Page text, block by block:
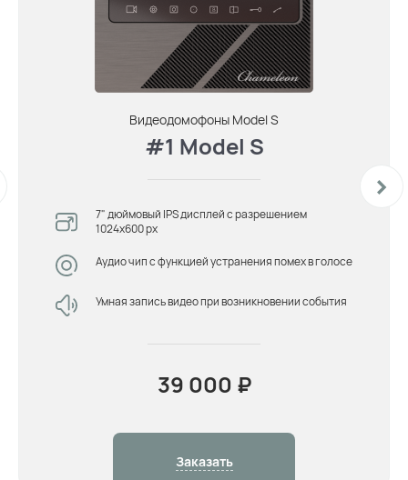
Видеодомофоны Мodel S
#1 Model S
7" дюймовый IPS дисплей с разрешением
1024х600 px
Аудио чип с функцией устранения помех в голосе
Умная запись видео при возникновении события
39 000 ₽
Заказать